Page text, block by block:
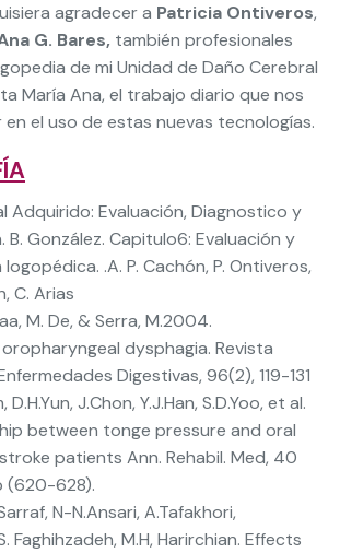
agradecer a Patricia Ontiveros,
G. Bares, también profesionales
de mi Unidad de Daño Cerebral
María Ana, el trabajo diario que nos
el uso de estas nuevas tecnologías.
Adquirido: Evaluación, Diagnostico y
B. González. Capitulo6: Evaluación y
.A. P. Cachón, P. Ontiveros,
C. Arias
M. De, & Serra, M.2004.
dysphagia. Revista
Digestivas, 96(2), 119-131
D.H.Yun, J.Chon, Y.J.Han, S.D.Yoo, et al.
between tonge pressure and oral
patients Ann. Rehabil. Med, 40
(620-628).
N-N.Ansari, A.Tafakhori,
Faghihzadeh, M.H, Harirchian. Effects